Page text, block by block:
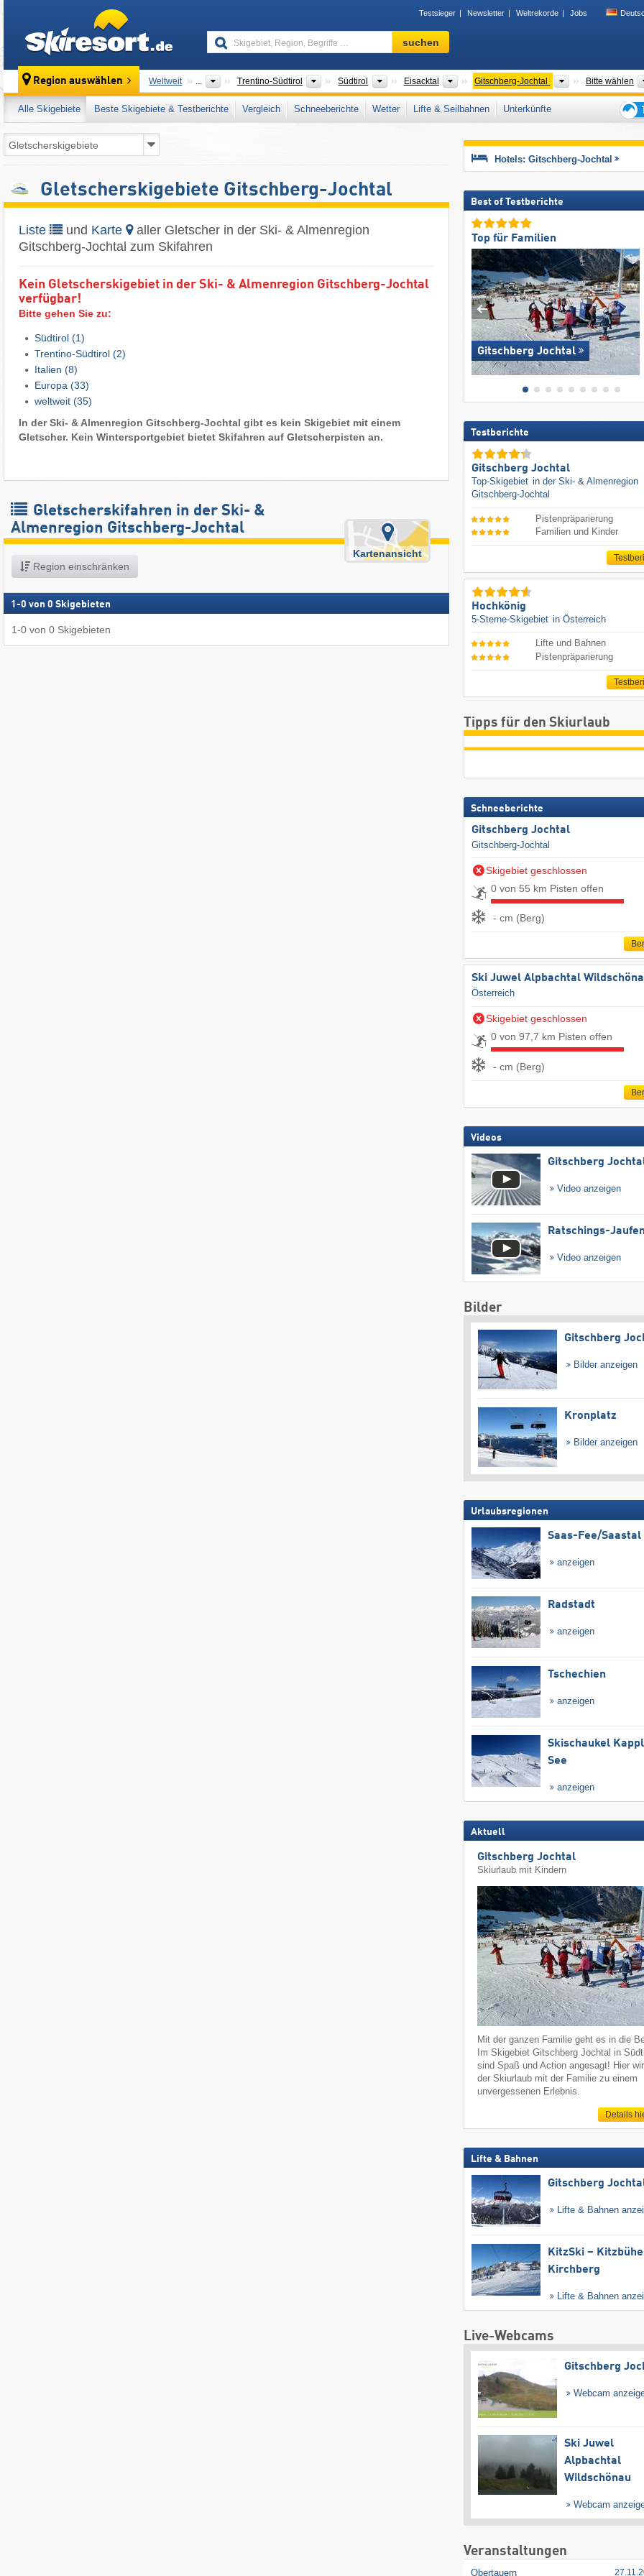
Testsieger Newsletter Weltrekorde Jobs
Skigebiet,
Region,
…
suchen
Region auswählen Weltweit ... Trentino-Südtirol Regionen
Südtirol Tourismusregionen
Eisacktal Tourismusregionen
Gitschberg-Jochtal Tourismusregion
Bitte wählen
Alle Skigebiete Beste Skigebiete & Testberichte Vergleich Schneeberichte Wetter Lifte & Seilbahnen
Unterkünfte
für
Gletscherskigebiete Gitschberg-Jochtal
Liste und Karte
aller Gletscher in der Ski- & Almenregion
Gitschberg-Jochtal zum Skifahren
Kein Gletscherskigebiet in der Ski- & Almenregion Gitschberg-Jochtal
verfügbar!
Bitte gehen Sie zu:
Südtirol (1)
Trentino-Südtirol (2)
Italien (8)
Europa (33)
weltweit (35)
In der Ski- & Almenregion Gitschberg-Jochtal gibt es kein Skigebiet mit einem
Gletscher. Kein Wintersportgebiet bietet Skifahren auf Gletscherpisten an.
Gletscherskifahren in der Ski- &
Almenregion Gitschberg-Jochtal
Region einschränken
Kartenansicht
1 -0 von 0 Skigebieten
1-0 von 0 Skigebieten
Hotels: Gitschberg-Jochtal
Best of Testberichte
Top für Familien
Gitschberg Jochtal
Testberichte
Gitschberg Jochtal
Top-Skigebiet in der Ski- & Almenregion
Gitschberg-Jochtal
Pistenpräparierung
Familien und Kinder
Hochkönig
5-Sterne-Skigebiet in Österreich
Lifte und Bahnen
Pistenpräparierung
Tipps für den Skiurlaub
Schneeberichte
Gitschberg Jochtal
Gitschberg-Jochtal
Skigebiet geschlossen
0 von 55 km Pisten offen
- cm (Berg)
Ski Juwel Alpbachtal
Österreich
Skigebiet geschlossen
0 von 97,7 km Pisten offen
- cm (Berg)
Videos
Gitschberg
Video anzeigen
Ratschings-
Video anzeigen
Bilder
Gitschberg
Bilder anzeigen
Kronplatz
Bilder anzeigen
Urlaubsregionen
Saas-Fee/​Saastal
anzeigen
Radstadt
anzeigen
Tschechien
anzeigen
Skischaukel
See
anzeigen
Aktuell
Gitschberg Jochtal
Skiurlaub mit Kindern
Mit der ganzen Familie geht es in die
Im Skigebiet Gitschberg Jochtal in
sind Spaß und Action angesagt! Hier
der Skiurlaub mit der Familie zu einem
unvergessenen Erlebnis.
Details
Lifte & Bahnen
Gitschberg
Lifte & Bahnen
KitzSki –
Kirchberg
Lifte & Bahnen
Live-Webcams
Gitschberg
Webcam
Ski Juwel
Alpbachtal
Wildschönau
Webcam
Veranstaltungen
Obertauern